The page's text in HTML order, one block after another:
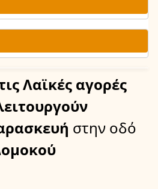
Λαϊκές αγορές
στην οδό